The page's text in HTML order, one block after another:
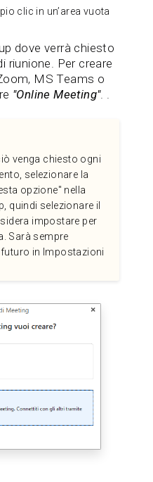
clic in un’area vuota
dove verrà chiesto
riunione. Per creare
MS Teams o
"Online Meeting". .
venga chiesto ogni
selezionare la
opzione" nella
quindi selezionare il
impostare per
Sarà sempre
in Impostazioni